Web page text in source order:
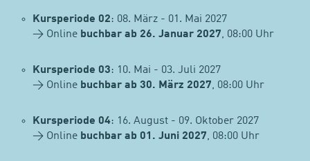
Kursperiode 02: 08. März - 01. Mai 2027
→ Online buchbar ab 26. Januar 2027, 08:00 Uhr
Kursperiode 03: 10. Mai - 03. Juli 2027
→ Online buchbar ab 30. März 2027, 08:00 Uhr
Kursperiode 04: 16. August - 09. Oktober 2027
→ Online buchbar ab 01. Juni 2027, 08:00 Uhr